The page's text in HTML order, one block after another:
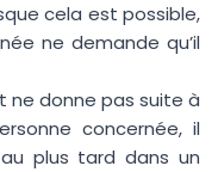
cela est possible,
ne demande qu’il
ne donne pas suite à
concernée, il
plus tard dans un